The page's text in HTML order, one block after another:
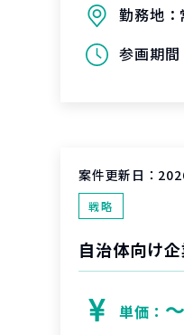
勤務地：
参画期間
案件更新日：
戦略
自治体向け
単価：